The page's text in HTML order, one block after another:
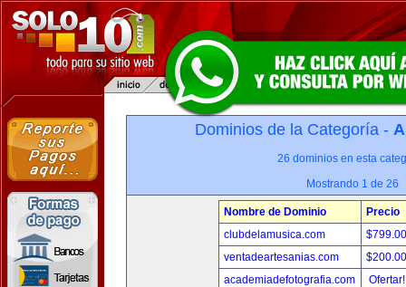
Dominios de la Categoría -
26 dominios en esta
Mostrando 1 de 26
Nombre de Dominio
Precio
clubdelamusica.com
ventadeartesanias.com
academiadefotografia.com